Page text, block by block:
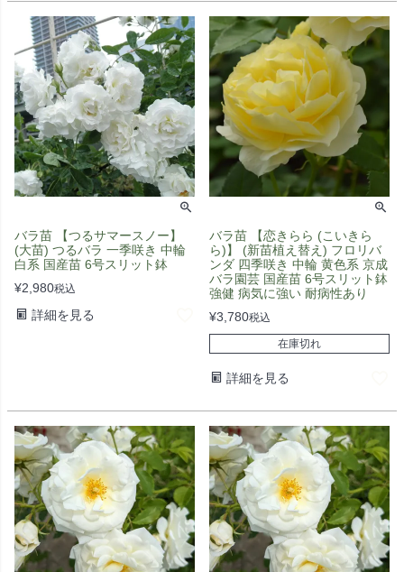
バラ苗 【つるサマースノー】
(大苗) つるバラ 一季咲き 中輪
白系 国産苗 6号スリット鉢
¥2,980税込
詳細を見る
バラ苗 【恋きらら (こいきら
ら)】 (新苗植え替え) フロリバ
ンダ 四季咲き 中輪 黄色系 京成
バラ園芸 国産苗 6号スリット鉢
強健 病気に強い 耐病性あり
¥3,780税込
在庫切れ
詳細を見る